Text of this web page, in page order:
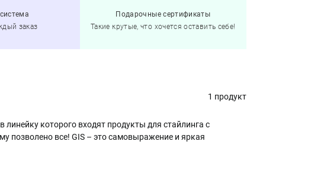
заказ
Подарочные сертификаты
Такие крутые, что хочется оставить себе!
1 продукт
которого входят продукты для стайлинга c
позволено все! GIS – это самовыражение и яркая